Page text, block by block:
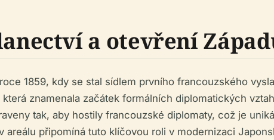
a otevření
1859, kdy se stal sídlem prvního francouzského
znamenala začátek formálních diplomatických
tak, aby hostily francouzské diplomaty, což je
areálu připomíná tuto klíčovou roli v modernizaci